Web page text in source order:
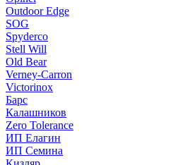
Outdoor Edge
SOG
Spyderco
Stell Will
Old Bear
Verney-Carron
Victorinox
Барс
Калашников
Zero Tolerance
ИП Елагин
ИП Семина